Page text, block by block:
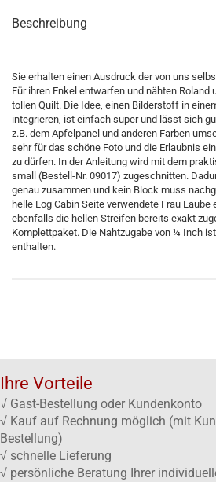
Beschreibung
Sie erhalten einen Ausdruck der von uns
Für ihren Enkel entwarfen und nähten Roland
tollen Quilt. Die Idee, einen Bilderstoff in
integrieren, ist einfach super und lässt sich
z.B. dem Apfelpanel und anderen Farben
sehr für das schöne Foto und die Erlaubnis
zu dürfen. In der Anleitung wird mit dem
small (Bestell-Nr. 09017) zugeschnitten.
genau zusammen und kein Block muss
helle Log Cabin Seite verwendete Frau
ebenfalls die hellen Streifen bereits exakt
Komplettpaket. Die Nahtzugabe von ¼ Inch
enthalten.
Ihre Vorteile
√ Gast-Bestellung oder Kundenkonto
√ Kauf auf Rechnung möglich (mit
Bestellung)
√ schnelle Lieferung
√ persönliche Beratung Ihrer